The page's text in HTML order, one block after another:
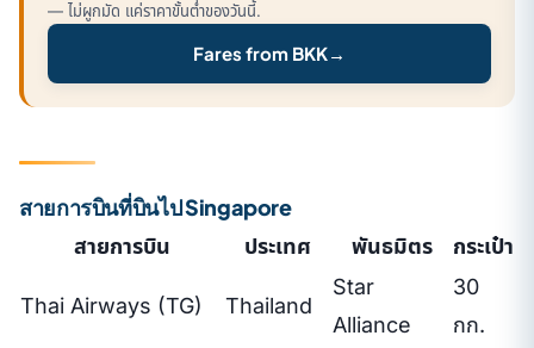
— ไม่ผูกมัด แค่ราคาขั้นต่ำของวันนี้.
Fares from BKK→
สายการบินที่บินไป Singapore
สายการบิน ประเทศ พันธมิตร กระเป๋า
Thai Airways (TG) Thailand
Star
Alliance
30
กก.